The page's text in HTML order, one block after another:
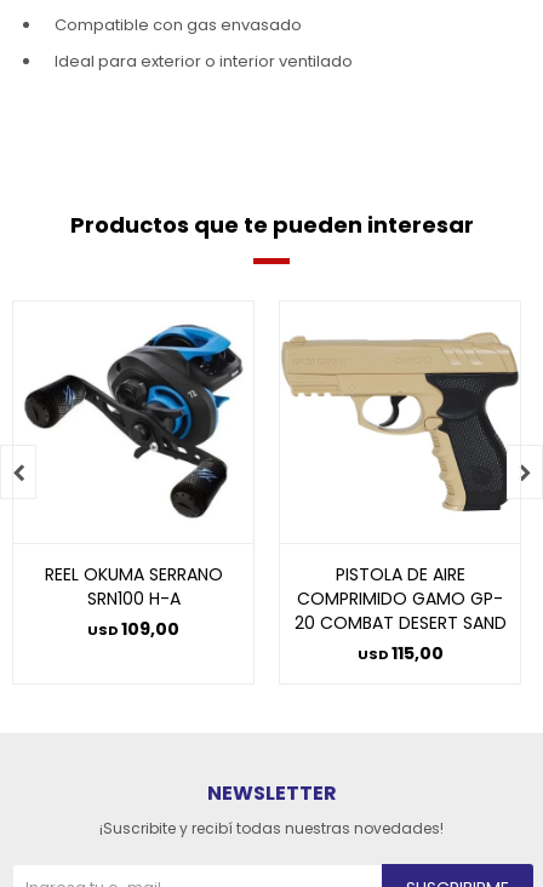
Compatible con gas envasado
Ideal para exterior o interior ventilado
Productos que te pueden interesar
REEL OKUMA SERRANO
SRN100 H-A
USD109,00
PISTOLA DE AIRE
COMPRIMIDO GAMO GP-
20 COMBAT DESERT SAND
USD115,00
 
NEWSLETTER
¡Suscribite y recibí todas nuestras novedades!